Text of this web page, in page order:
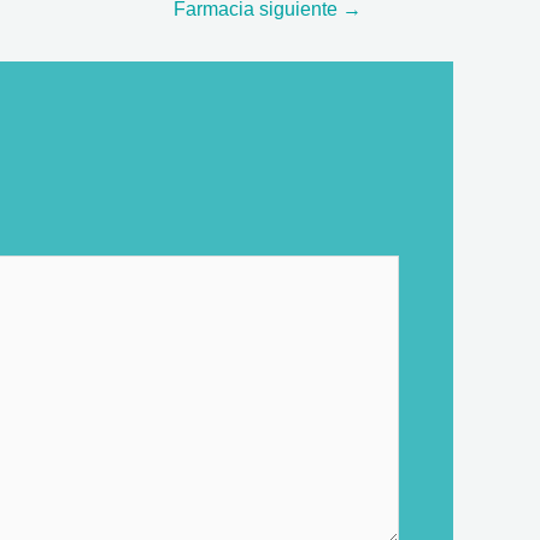
Farmacia siguiente →